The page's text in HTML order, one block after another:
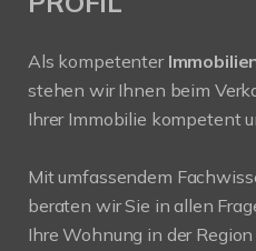
Als kompetenter
stehen wir Ihnen beim
Ihrer Immobilie kompetent
Mit umfassendem
beraten wir Sie in allen
Ihre Wohnung in der